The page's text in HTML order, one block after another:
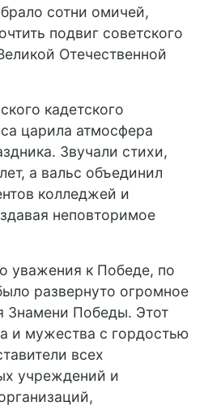
сотни омичей,
подвиг советского
Отечественной
кадетского
царила атмосфера
Звучали стихи,
а вальс объединил
колледжей и
неповторимое
уважения к Победе, по
развернуто огромное
Знамени Победы. Этот
и мужества с гордостью
всех
учреждений и